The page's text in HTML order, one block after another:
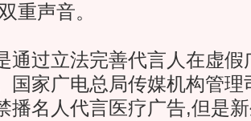
重声音。
过立法完善代言人在虚假
国家广电总局传媒机构管
播名人代言医疗广告,但是